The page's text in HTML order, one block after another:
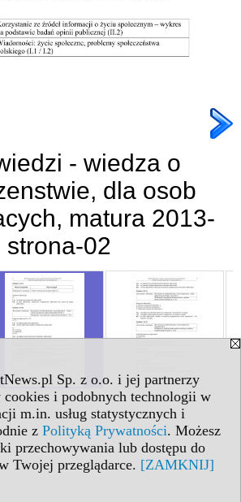
Sp. z o.o. i jej partnerzy
i podobnych technologii w
m.in. usług statystycznych i
z Polityką Prywatności. Możesz
przechowywania lub dostępu do
Twojej przeglądarce. [ZAMKNIJ]
- wiedza o
dla osob
matura 2013-
strona-02